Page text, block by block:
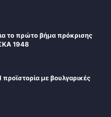
το πρώτο βήμα πρόκρισης
1948
με βουλγαρικές